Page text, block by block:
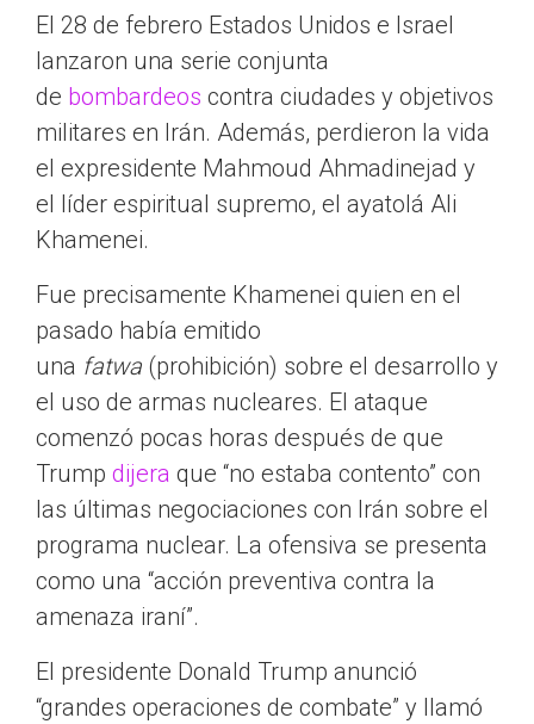
El 28 de febrero Estados Unidos e Israel
lanzaron una serie conjunta
de bombardeos contra ciudades y objetivos
militares en Irán. Además, perdieron la vida
el expresidente Mahmoud Ahmadinejad y
el líder espiritual supremo, el ayatolá Ali
Khamenei.
Fue precisamente Khamenei quien en el
pasado había emitido
una fatwa (prohibición) sobre el desarrollo y
el uso de armas nucleares. El ataque
comenzó pocas horas después de que
Trump dijera que “no estaba contento” con
las últimas negociaciones con Irán sobre el
programa nuclear. La ofensiva se presenta
como una “acción preventiva contra la
amenaza iraní”.
El presidente Donald Trump anunció
“grandes operaciones de combate” y llamó